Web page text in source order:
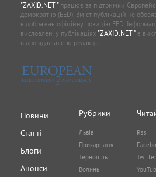
"ZAXID.NET "працює за підтримки
демократію (EED). Зміст публікацій не
відображає офіційну позицію EED.
висловлені у публікаціях "ZAXID.NET "є
відповідальністю редакції.
Новини
Статті
Блоги
Анонси
Рубрики
Львів
Прикарпаття
Тернопіль
Волинь
Rss
Twitter